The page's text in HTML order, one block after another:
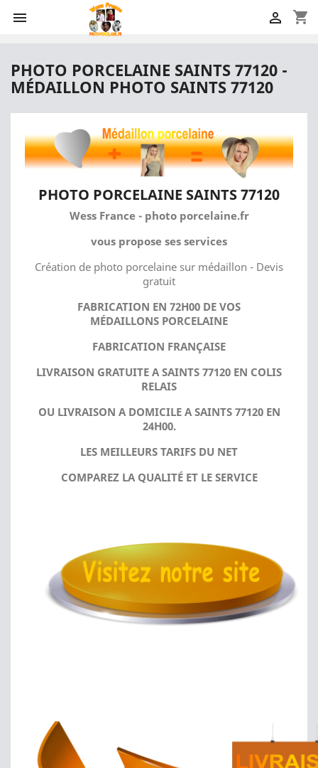
 shopping_cart

PHOTO PORCELAINE SAINTS 77120 -
MÉDAILLON PHOTO SAINTS 77120
PHOTO PORCELAINE SAINTS 77120
Wess France - photo porcelaine.fr
vous propose ses services
Création de photo porcelaine sur médaillon - Devis
gratuit
FABRICATION EN 72H00 DE VOS
MÉDAILLONS PORCELAINE
FABRICATION FRANÇAISE
LIVRAISON GRATUITE A SAINTS 77120 EN COLIS
RELAIS
OU LIVRAISON A DOMICILE A SAINTS 77120 EN
24H00.
LES MEILLEURS TARIFS DU NET
COMPAREZ LA QUALITÉ ET LE SERVICE